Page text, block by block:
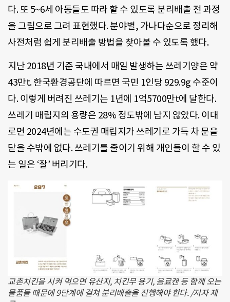
다. 또 5~6세 아동들도 따라 할 수 있도록 분리배출 전 과정
을 그림으로 그려 표현했다. 분야별, 가나다순으로 정리해
사전처럼 쉽게 분리배출 방법을 찾아볼 수 있도록 했다.
지난 2018년 기준 국내에서 매일 발생하는 쓰레기양은 약
43만t. 한국환경공단에 따르면 국민 1인당 929.9g 수준이
다. 이렇게 버려진 쓰레기는 1년에 1억5700만t에 달한다.
쓰레기 매립지의 용량은 28% 정도밖에 남지 않았다. 이대
로면 2024년에는 수도권 매립지가 쓰레기로 가득 차 문을
닫을 수밖에 없다. 쓰레기를 줄이기 위해 개인들이 할 수 있
는 일은 ‘잘’ 버리기다.
교촌치킨을 시켜 먹으면 유산지, 치킨무 용기, 음료캔 등 함께 오는
물품들 때문에 9단계에 걸쳐 분리배출을 진행해야 한다. /저자 제